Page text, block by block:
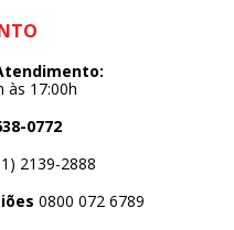
às 17:00h
0772
2139-2888
0800 072 6789